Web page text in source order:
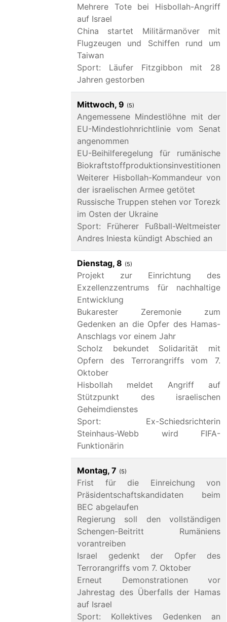
Mehrere Tote bei Hisbollah-Angriff
auf Israel
China startet Militärmanöver mit
Flugzeugen und Schiffen rund um
Taiwan
Sport: Läufer Fitzgibbon mit 28
Jahren gestorben
Mittwoch, 9 (5)
Angemessene Mindestlöhne mit der
EU-Mindestlohnrichtlinie vom Senat
angenommen
EU-Beihilferegelung für rumänische
Biokraftstoffproduktionsinvestitionen
Weiterer Hisbollah-Kommandeur von
der israelischen Armee getötet
Russische Truppen stehen vor Torezk
im Osten der Ukraine
Sport: Früherer Fußball-Weltmeister
Andres Iniesta kündigt Abschied an
Dienstag, 8 (5)
Projekt zur Einrichtung des
Exzellenzzentrums für nachhaltige
Entwicklung
Bukarester Zeremonie zum
Gedenken an die Opfer des Hamas-
Anschlags vor einem Jahr
Scholz bekundet Solidarität mit
Opfern des Terrorangriffs vom 7.
Oktober
Hisbollah meldet Angriff auf
Stützpunkt des israelischen
Geheimdienstes
Sport: Ex-Schiedsrichterin
Steinhaus-Webb wird FIFA-
Funktionärin
Montag, 7 (5)
Frist für die Einreichung von
Präsidentschaftskandidaten beim
BEC abgelaufen
Regierung soll den vollständigen
Schengen-Beitritt Rumäniens
vorantreiben
Israel gedenkt der Opfer des
Terrorangriffs vom 7. Oktober
Erneut Demonstrationen vor
Jahrestag des Überfalls der Hamas
auf Israel
Sport: Kollektives Gedenken an